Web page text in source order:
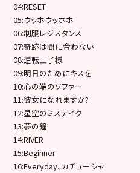
04:RESET
05:ウッホウッホホ
06:制服レジスタンス
07:奇跡は間に合わない
08:逆転王子様
09:明日のためにキスを
10:心の端のソファー
11:彼女になれますか?
12:星空のミステイク
13:夢の鐘
14:RIVER
15:Beginner
16:Everyday、カチューシャ